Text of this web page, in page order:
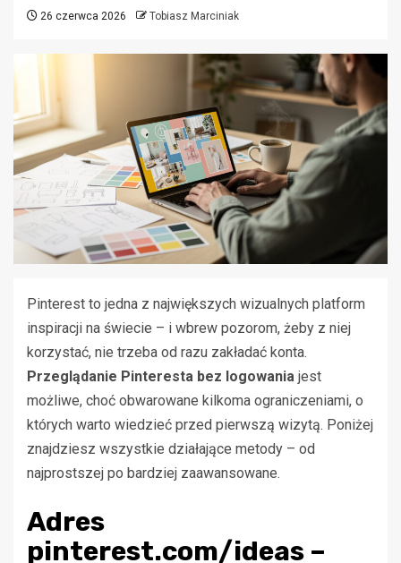
26 czerwca 2026 Tobiasz Marciniak
Pinterest to jedna z największych wizualnych platform
inspiracji na świecie – i wbrew pozorom, żeby z niej
korzystać, nie trzeba od razu zakładać konta.
Przeglądanie Pinteresta bez logowania jest
możliwe, choć obwarowane kilkoma ograniczeniami, o
których warto wiedzieć przed pierwszą wizytą. Poniżej
znajdziesz wszystkie działające metody – od
najprostszej po bardziej zaawansowane.
Adres
pinterest.com/ideas –